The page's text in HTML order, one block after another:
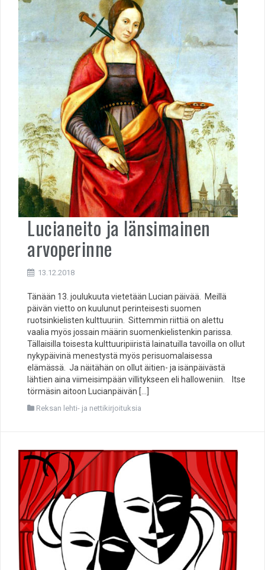
Lucianeito ja länsimainen
arvoperinne
13.12.2018
Tänään 13. joulukuuta vietetään Lucian päivää. Meillä
päivän vietto on kuulunut perinteisesti suomen
ruotsinkielisten kulttuuriin. Sittemmin riittiä on alettu
vaalia myös jossain määrin suomenkielistenkin parissa.
Tällaisilla toisesta kulttuuripiiristä lainatuilla tavoilla on ollut
nykypäivinä menestystä myös perisuomalaisessa
elämässä. Ja näitähän on ollut äitien- ja isänpäivästä
lähtien aina viimeisimpään villitykseen eli halloweniin. Itse
törmäsin aitoon Lucianpäivän […]
Reksan lehti- ja nettikirjoituksia